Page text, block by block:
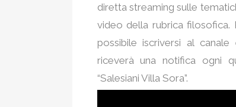
diretta streaming sulle
video della rubrica filosofica.
possibile iscriversi al
riceverà una notifica ogni
“Salesiani Villa Sora”.